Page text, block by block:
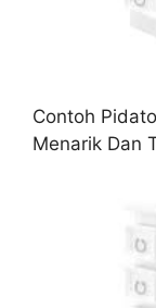
Contoh
Menarik Dan